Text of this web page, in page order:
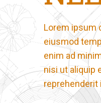
Lorem ipsum
eiusmod
enim ad
nisi ut aliquip
reprehenderit